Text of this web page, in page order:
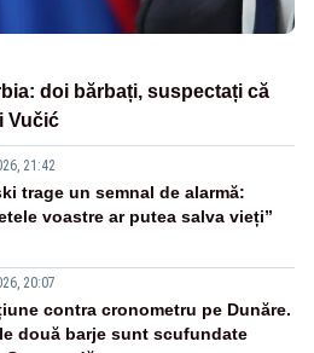
doi bărbați, suspectați că
Vučić
21:42
trage un semnal de alarmă:
voastre ar putea salva vieți”
20:07
contra cronometru pe Dunăre.
două barje sunt scufundate